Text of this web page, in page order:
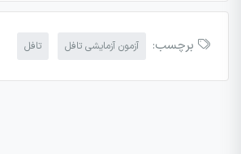
برچسب: آزمون آزمایشی تافل تافل